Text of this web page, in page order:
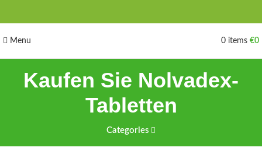
Menu 0 items €0
Kaufen Sie Nolvadex-
Tabletten
Categories